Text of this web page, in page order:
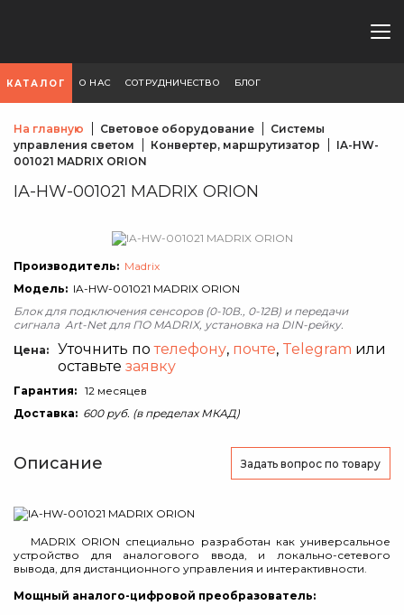
КАТАЛОГ О НАС СОТРУДНИЧЕСТВО БЛОГ
На главную Световое оборудование
Системы
управления светом
Конвертер, маршрутизатор
IA-HW-
001021 MADRIX ORION
IA-HW-001021 MADRIX ORION
Производитель: Madrix
Модель: IA-HW-001021 MADRIX ORION
Блок для подключения сенсоров (0-10В., 0-12B) и передачи
сигнала Art-Net для ПО MADRIX, установка на DIN-рейку.
Цена:
Уточнить потелефону, почте, Telegram или
оставьте заявку
Гарантия: 12 месяцев
Доставка: 600 руб. (в пределах МКАД)
Описание Задать вопрос по товару
MADRIX ORION специально разработан как универсальное
устройство для аналогового ввода, и локально-сетевого
вывода, для дистанционного управления и интерактивности.
Мощный аналого-цифровой преобразователь: